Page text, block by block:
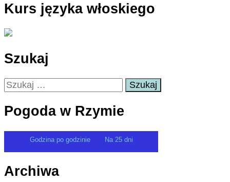
Kurs języka włoskiego
Szukaj
Szukaj:
Pogoda w Rzymie
Godzina po godzinie Na 25 dni
Archiwa